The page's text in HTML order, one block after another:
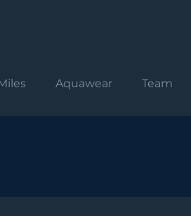
Aquawear Team